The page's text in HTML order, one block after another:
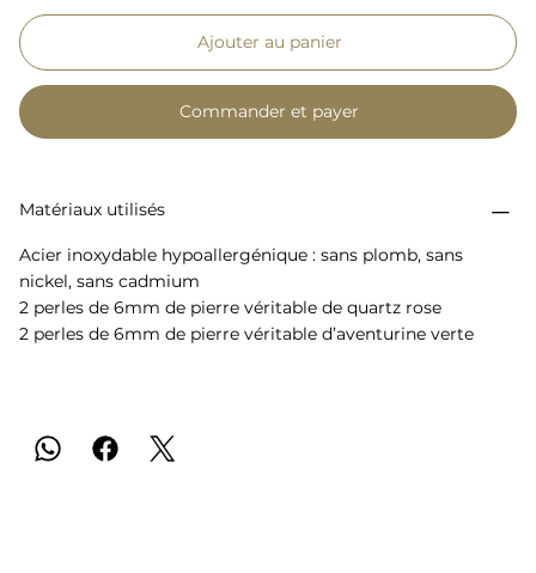
Ajouter au panier
Commander et payer
Matériaux utilisés
Acier inoxydable hypoallergénique : sans plomb, sans
nickel, sans cadmium
2 perles de 6mm de pierre véritable de quartz rose
2 perles de 6mm de pierre véritable d’aventurine verte